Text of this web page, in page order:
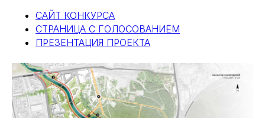
САЙТ КОНКУРСА
СТРАНИЦА С ГОЛОСОВАНИЕМ
ПРЕЗЕНТАЦИЯ ПРОЕКТА